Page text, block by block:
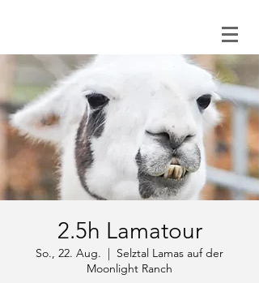
2.5h Lamatour
So., 22. Aug.
  |
Selztal Lamas auf der
Moonlight Ranch